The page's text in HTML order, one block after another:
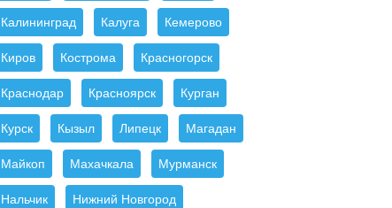
Калининград Калуга Кемерово
Киров Кострома Красногорск
Краснодар Красноярск Курган
Курск Кызыл Липецк Магадан
Майкоп Махачкала Мурманск
Нальчик Нижний Новгород